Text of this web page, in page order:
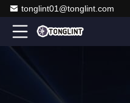
tonglint01@tonglint.com